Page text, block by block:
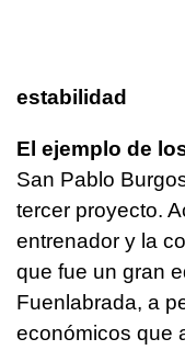
estabilidad
El ejemplo de
San Pablo
tercer proyecto.
entrenador y la
que fue un gran
Fuenlabrada, a
económicos que